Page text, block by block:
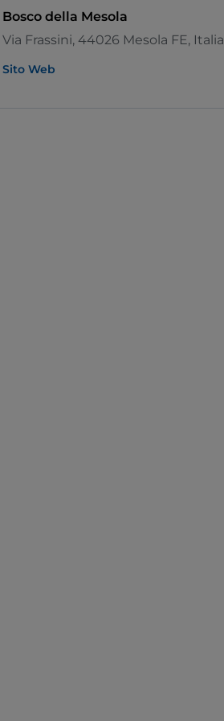
Bosco della Mesola
Via Frassini, 44026 Mesola FE, Italia
Sito Web